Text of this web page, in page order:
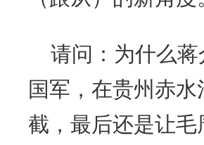
请问：为什么
国军，在贵州赤
截，最后还是让